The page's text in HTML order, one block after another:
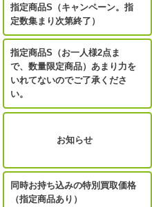
指定商品S（キャンペーン。指
定数集まり次第終了）
指定商品S（お一人様2点ま
で、数量限定商品）あまり力を
いれてないのでご了承くださ
い。
お知らせ
同時お持ち込みの特別買取価格
（指定商品あり）